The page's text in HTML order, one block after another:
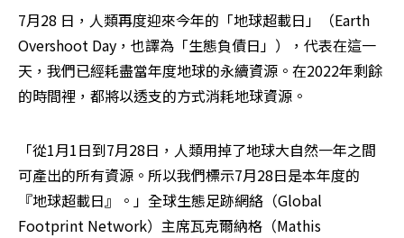
7月28 日，人類再度迎來今年的「地球超載日」（Earth
Overshoot Day，也譯為「生態負債日」），代表在這一
天，我們已經耗盡當年度地球的永續資源。在2022年剩餘
的時間裡，都將以透支的方式消耗地球資源。
「從1月1日到7月28日，人類用掉了地球大自然一年之間
可產出的所有資源。所以我們標示7月28日是本年度的
『地球超載日』。」全球生態足跡網絡（Global
Footprint Network）主席瓦克爾納格（Mathis